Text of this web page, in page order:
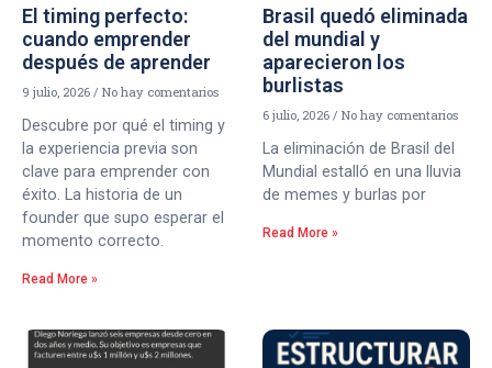
El timing perfecto:
cuando emprender
después de aprender
9 julio, 2026 No hay comentarios
Descubre por qué el timing y
la experiencia previa son
clave para emprender con
éxito. La historia de un
founder que supo esperar el
momento correcto.
Read More »
Brasil quedó eliminada
del mundial y
aparecieron los
burlistas
6 julio, 2026 No hay comentarios
La eliminación de Brasil del
Mundial estalló en una lluvia
de memes y burlas por
Read More »